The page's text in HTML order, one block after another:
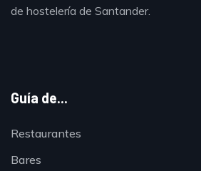
de hostelería de Santander.
Guía de...
Restaurantes
Bares